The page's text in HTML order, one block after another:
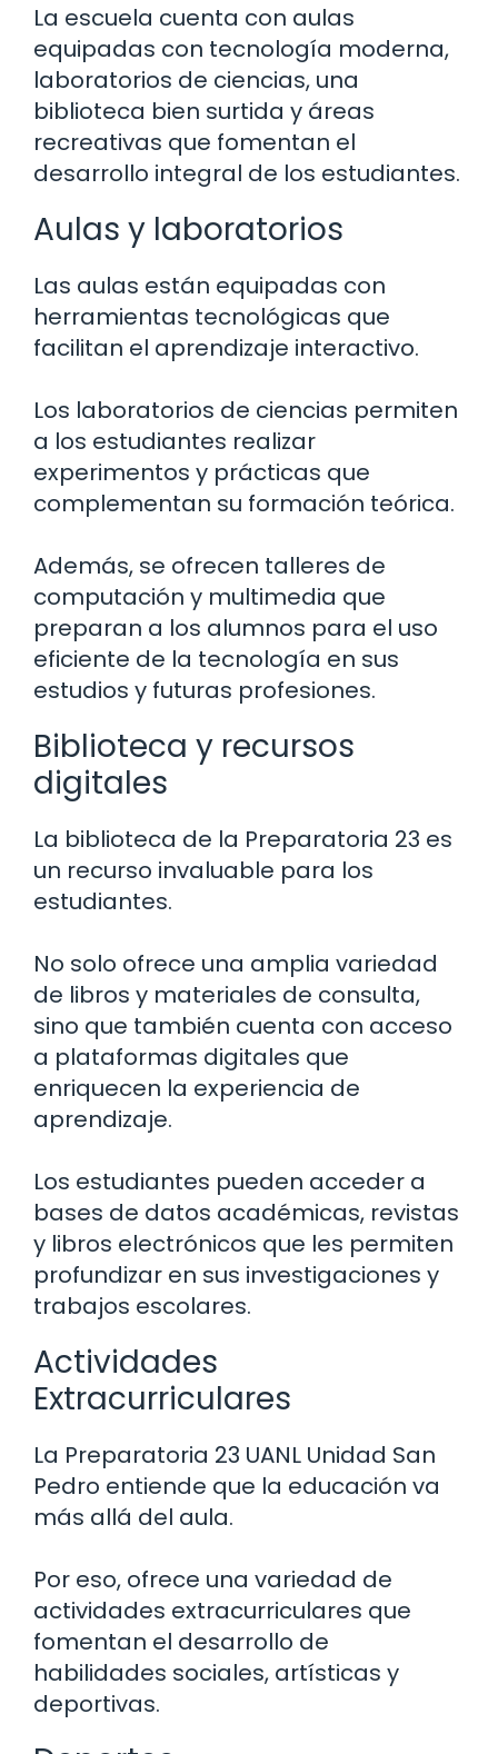
La escuela cuenta con aulas
equipadas con tecnología moderna,
laboratorios de ciencias, una
biblioteca bien surtida y áreas
recreativas que fomentan el
desarrollo integral de los estudiantes.
Aulas y laboratorios
Las aulas están equipadas con
herramientas tecnológicas que
facilitan el aprendizaje interactivo.
Los laboratorios de ciencias permiten
a los estudiantes realizar
experimentos y prácticas que
complementan su formación teórica.
Además, se ofrecen talleres de
computación y multimedia que
preparan a los alumnos para el uso
eficiente de la tecnología en sus
estudios y futuras profesiones.
Biblioteca y recursos
digitales
La biblioteca de la Preparatoria 23 es
un recurso invaluable para los
estudiantes.
No solo ofrece una amplia variedad
de libros y materiales de consulta,
sino que también cuenta con acceso
a plataformas digitales que
enriquecen la experiencia de
aprendizaje.
Los estudiantes pueden acceder a
bases de datos académicas, revistas
y libros electrónicos que les permiten
profundizar en sus investigaciones y
trabajos escolares.
Actividades
Extracurriculares
La Preparatoria 23 UANL Unidad San
Pedro entiende que la educación va
más allá del aula.
Por eso, ofrece una variedad de
actividades extracurriculares que
fomentan el desarrollo de
habilidades sociales, artísticas y
deportivas.